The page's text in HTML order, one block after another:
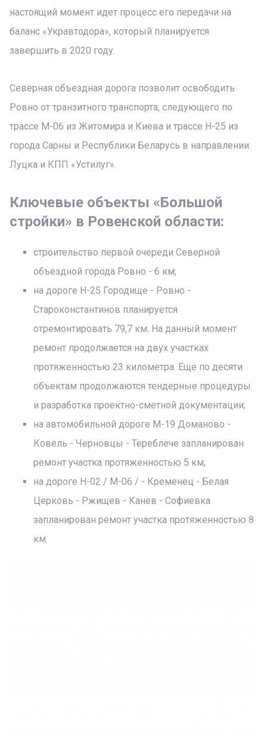
настоящий момент идет процесс его передачи на
баланс «Укравтодора», который планируется
завершить в 2020 году.
Северная объездная дорога позволит освободить
Ровно от транзитного транспорта, следующего по
трассе М-06 из Житомира и Киева и трассе Н-25 из
города Сарны и Республики Беларусь в направлении
Луцка и КПП «Устилуг».
Ключевые объекты «Большой
стройки» в Ровенской области:
строительство первой очереди Северной
объездной города Ровно - 6 км;
на дороге Н-25 Городище - Ровно -
Староконстантинов планируется
отремонтировать 79,7 км. На данный момент
ремонт продолжается на двух участках
протяженностью 23 километра. Еще по десяти
объектам продолжаются тендерные процедуры
и разработка проектно-сметной документации;
на автомобильной дороге М-19 Доманово -
Ковель - Черновцы - Тереблече запланирован
ремонт участка протяженностью 5 км;
на дороге Н-02 / М-06 / - Кременец - Белая
Церковь - Ржищев - Канев - Софиевка
запланирован ремонт участка протяженностью 8
км.